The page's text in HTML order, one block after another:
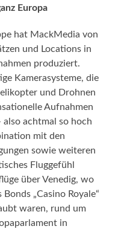
Europa
hat MackMedia von
und Locations in
produziert.
Kamerasysteme, die
und Drohnen
Aufnahmen
achtmal so hoch
mit den
sowie weiteren
Fluggefühl
über Venedig, wo
„Casino Royale“
waren, rund um
in